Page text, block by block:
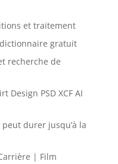
et traitement
gratuit
recherche de
Design PSD XCF AI
durer jusqu’à la
| Film